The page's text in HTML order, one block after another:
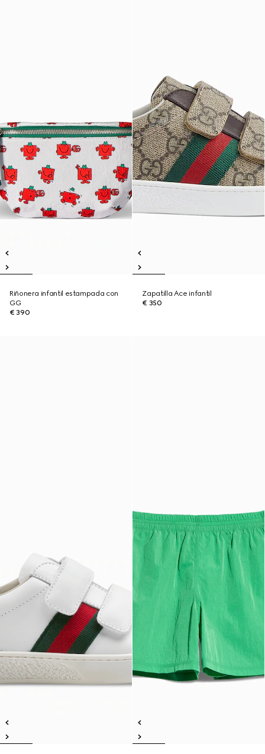
Riñonera infantil estampada con
GG
€ 390
Zapatilla Ace infantil
€ 350